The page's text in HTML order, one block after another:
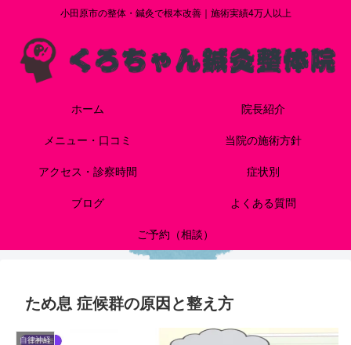
小田原市の整体・鍼灸で根本改善｜施術実績4万人以上
ホーム 院長紹介
メニュー・口コミ 当院の施術方針
アクセス・診察時間 症状別
ブログ よくある質問
ご予約（相談）
ため息 症候群の原因と整え方
自律神経